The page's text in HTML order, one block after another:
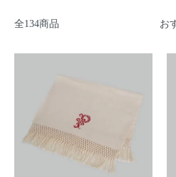
全134商品 お